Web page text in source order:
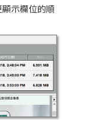
示欄位的順